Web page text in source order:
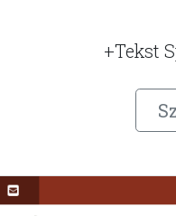
+Tekst